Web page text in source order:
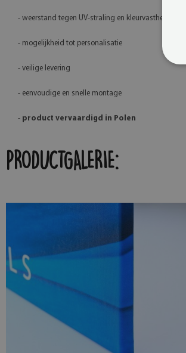
- weerstand tegen UV-straling en kleurvastheid
- mogelijkheid tot personalisatie
- veilige levering
- eenvoudige en snelle montage
- product vervaardigd in Polen
PRODUCTGALERIE: